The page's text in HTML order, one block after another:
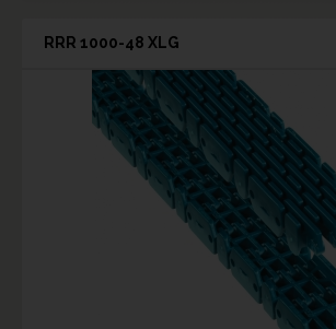
RRR 1000-48 XLG